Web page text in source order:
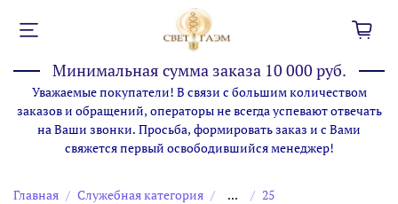
Минимальная сумма заказа 10 000 руб.
Уважаемые покупатели! В связи с большим количеством
заказов и обращений, операторы не всегда успевают отвечать
на Ваши звонки. Просьба, формировать заказ и с Вами
свяжется первый освободившийся менеджер!
Главная Служебная категория ... 25